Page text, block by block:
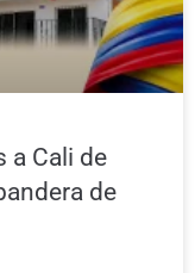
a Cali de
de